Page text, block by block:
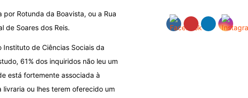
Rotunda da Boavista, ou a Rua
de Soares dos Reis.
de Ciências Sociais da
61% dos inquiridos não leu um
está fortemente associada à
ou lhes terem oferecido um